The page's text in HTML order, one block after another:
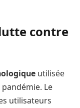
contre
utilisée
Le
utilisateurs